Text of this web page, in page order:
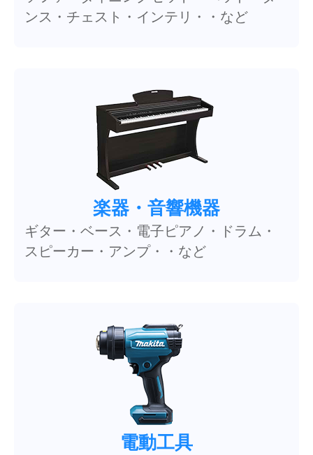
ンス・チェスト・インテリ・・など
楽器・音響機器
ギター・ベース・電子ピアノ・ドラム・
スピーカー・アンプ・・など
電動工具